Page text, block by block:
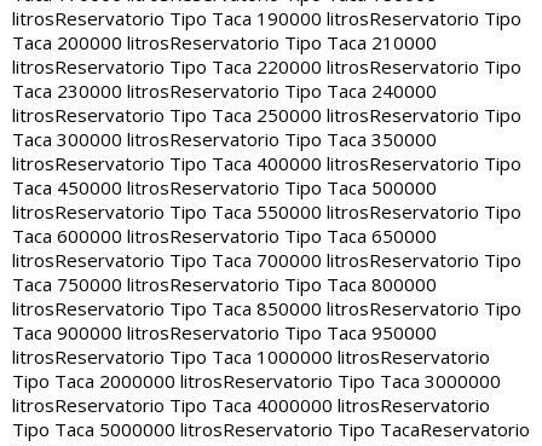
litrosReservatorio Tipo Taca 190000 litrosReservatorio Tipo
Taca 200000 litrosReservatorio Tipo Taca 210000
litrosReservatorio Tipo Taca 220000 litrosReservatorio Tipo
Taca 230000 litrosReservatorio Tipo Taca 240000
litrosReservatorio Tipo Taca 250000 litrosReservatorio Tipo
Taca 300000 litrosReservatorio Tipo Taca 350000
litrosReservatorio Tipo Taca 400000 litrosReservatorio Tipo
Taca 450000 litrosReservatorio Tipo Taca 500000
litrosReservatorio Tipo Taca 550000 litrosReservatorio Tipo
Taca 600000 litrosReservatorio Tipo Taca 650000
litrosReservatorio Tipo Taca 700000 litrosReservatorio Tipo
Taca 750000 litrosReservatorio Tipo Taca 800000
litrosReservatorio Tipo Taca 850000 litrosReservatorio Tipo
Taca 900000 litrosReservatorio Tipo Taca 950000
litrosReservatorio Tipo Taca 1000000 litrosReservatorio
Tipo Taca 2000000 litrosReservatorio Tipo Taca 3000000
litrosReservatorio Tipo Taca 4000000 litrosReservatorio
Tipo Taca 5000000 litrosReservatorio Tipo TacaReservatorio